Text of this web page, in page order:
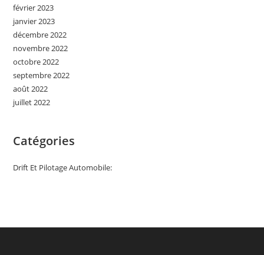
février 2023
janvier 2023
décembre 2022
novembre 2022
octobre 2022
septembre 2022
août 2022
juillet 2022
Catégories
Drift Et Pilotage Automobile: